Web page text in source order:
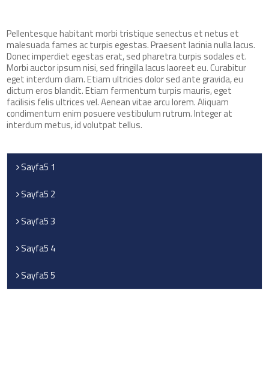
Pellentesque habitant morbi tristique senectus et netus et
malesuada fames ac turpis egestas. Praesent lacinia nulla lacus.
Donec imperdiet egestas erat, sed pharetra turpis sodales et.
Morbi auctor ipsum nisi, sed fringilla lacus laoreet eu. Curabitur
eget interdum diam. Etiam ultricies dolor sed ante gravida, eu
dictum eros blandit. Etiam fermentum turpis mauris, eget
facilisis felis ultrices vel. Aenean vitae arcu lorem. Aliquam
condimentum enim posuere vestibulum rutrum. Integer at
interdum metus, id volutpat tellus.
Sayfa5 1
Sayfa5 2
Sayfa5 3
Sayfa5 4
Sayfa5 5